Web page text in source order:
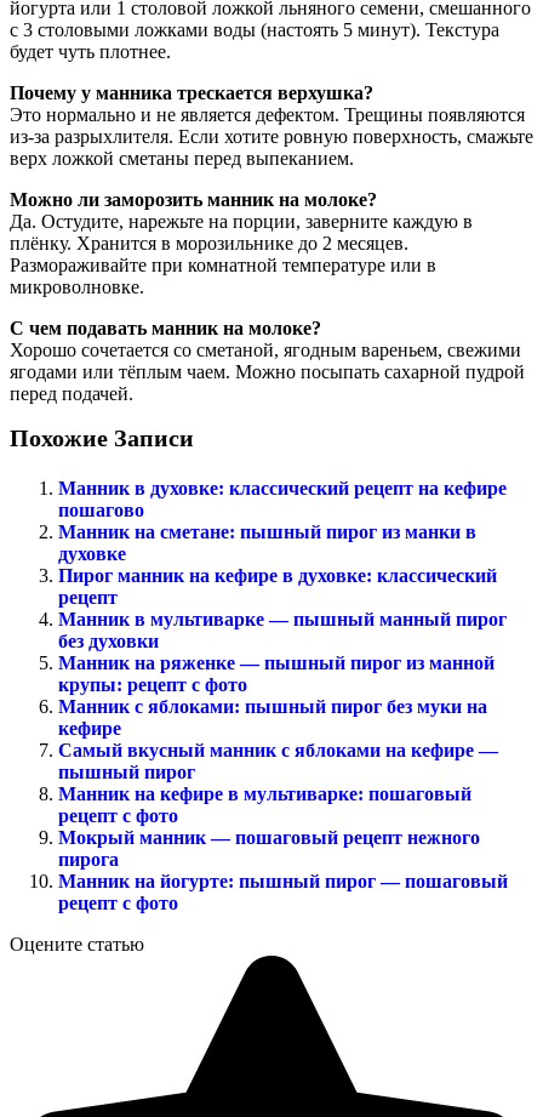
йогурта или 1 столовой ложкой льняного семени, смешанного
с 3 столовыми ложками воды (настоять 5 минут). Текстура
будет чуть плотнее.
Почему у манника трескается верхушка?
Это нормально и не является дефектом. Трещины появляются
из-за разрыхлителя. Если хотите ровную поверхность, смажьте
верх ложкой сметаны перед выпеканием.
Можно ли заморозить манник на молоке?
Да. Остудите, нарежьте на порции, заверните каждую в
плёнку. Хранится в морозильнике до 2 месяцев.
Размораживайте при комнатной температуре или в
микроволновке.
С чем подавать манник на молоке?
Хорошо сочетается со сметаной, ягодным вареньем, свежими
ягодами или тёплым чаем. Можно посыпать сахарной пудрой
перед подачей.
Похожие Записи
Манник в духовке: классический рецепт на кефире
пошагово
Манник на сметане: пышный пирог из манки в
духовке
Пирог манник на кефире в духовке: классический
рецепт
Манник в мультиварке — пышный манный пирог
без духовки
Манник на ряженке — пышный пирог из манной
крупы: рецепт с фото
Манник с яблоками: пышный пирог без муки на
кефире
Самый вкусный манник с яблоками на кефире —
пышный пирог
Манник на кефире в мультиварке: пошаговый
рецепт с фото
Мокрый манник — пошаговый рецепт нежного
пирога
Манник на йогурте: пышный пирог — пошаговый
рецепт с фото
Оцените статью